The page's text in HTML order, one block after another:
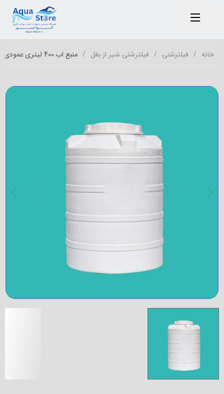
خانه فیلترشنی فیلترشنی شیر از بغل منبع اب 400 لیتری عمودی طبرستان